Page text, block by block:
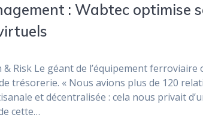
: Wabtec optimise
& Risk Le géant de l’équipement
trésorerie. « Nous avions plus de 120
et décentralisée : cela nous privait
cette…